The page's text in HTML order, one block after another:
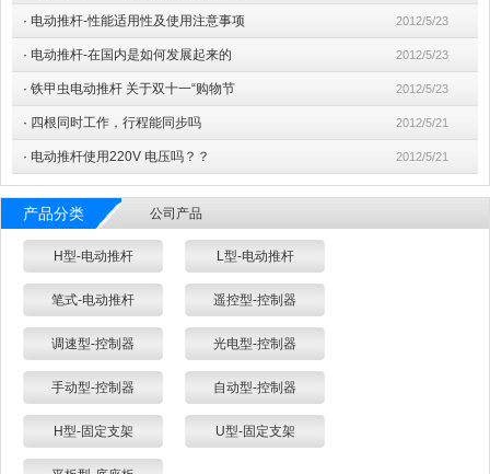
· 电动推杆-性能适用性及使用注意事项 2012/5/23
· 电动推杆-在国内是如何发展起来的 2012/5/23
· 铁甲虫电动推杆 关于双十一“购物节 2012/5/23
· 四根同时工作，行程能同步吗 2012/5/21
· 电动推杆使用220V 电压吗？？ 2012/5/21
产品分类 公司产品
H型-电动推杆 L型-电动推杆
笔式-电动推杆 遥控型-控制器
调速型-控制器 光电型-控制器
手动型-控制器 自动型-控制器
H型-固定支架 U型-固定支架